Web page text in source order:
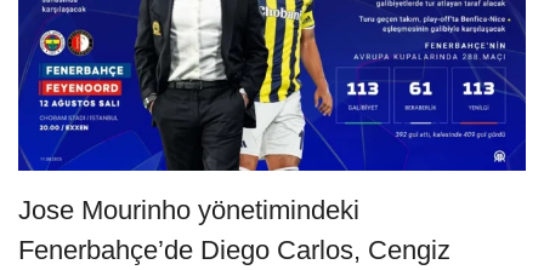
Jose Mourinho yönetimindeki
Fenerbahçe’de Diego Carlos, Cengiz